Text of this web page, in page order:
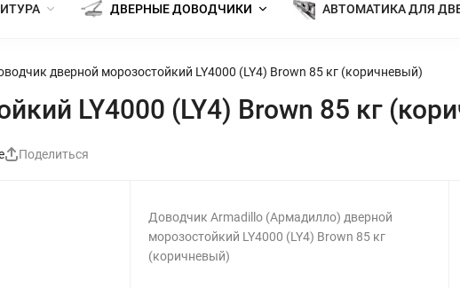
ДВЕРНЫЕ ДОВОДЧИКИ АВТОМАТИКА ДЛЯ
дверной морозостойкий LY4000 (LY4) Brown 85 кг (коричневый)
LY4000 (LY4) Brown 85 кг
Поделиться
Доводчик Armadillo (Армадилло) дверной
морозостойкий LY4000 (LY4) Brown 85 кг
(коричневый)